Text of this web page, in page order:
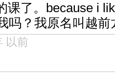
课了。because i
吗？我原名叫越前
以前